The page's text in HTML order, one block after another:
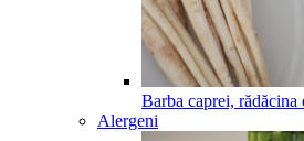
Barba caprei, rădăcina
Alergeni